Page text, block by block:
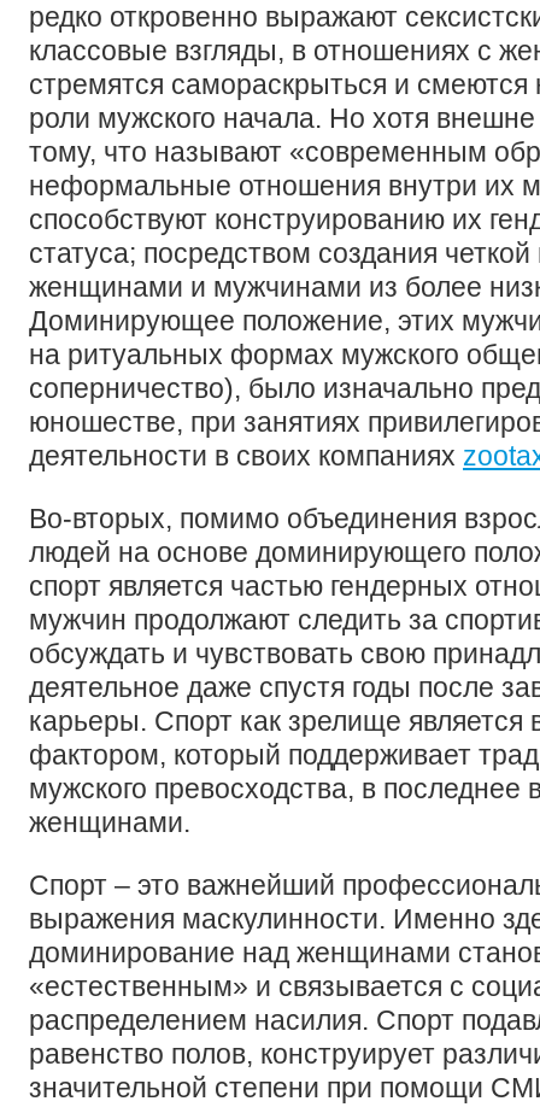
редко откровенно выражают
классовые взгляды, в отношениях с
стремятся самораскрыться и
роли мужского начала. Но хотя внешне
тому, что называют «современным
неформальные отношения внутри их
способствуют конструированию их
статуса; посредством создания
женщинами и мужчинами из более
Доминирующее положение, этих
на ритуальных формах мужского
соперничество), было изначально
юношестве, при занятиях
деятельности в своих компаниях
Во-вторых, помимо объединения
людей на основе доминирующего
спорт является частью гендерных
мужчин продолжают следить за
обсуждать и чувствовать свою
деятельное даже спустя годы после
карьеры. Спорт как зрелище
фактором, который поддерживает
мужского превосходства, в
женщинами.
Спорт – это важнейший
выражения маскулинности. Именно
доминирование над женщинами
«естественным» и связывается с
распределением насилия. Спорт
равенство полов, конструирует
значительной степени при помощи